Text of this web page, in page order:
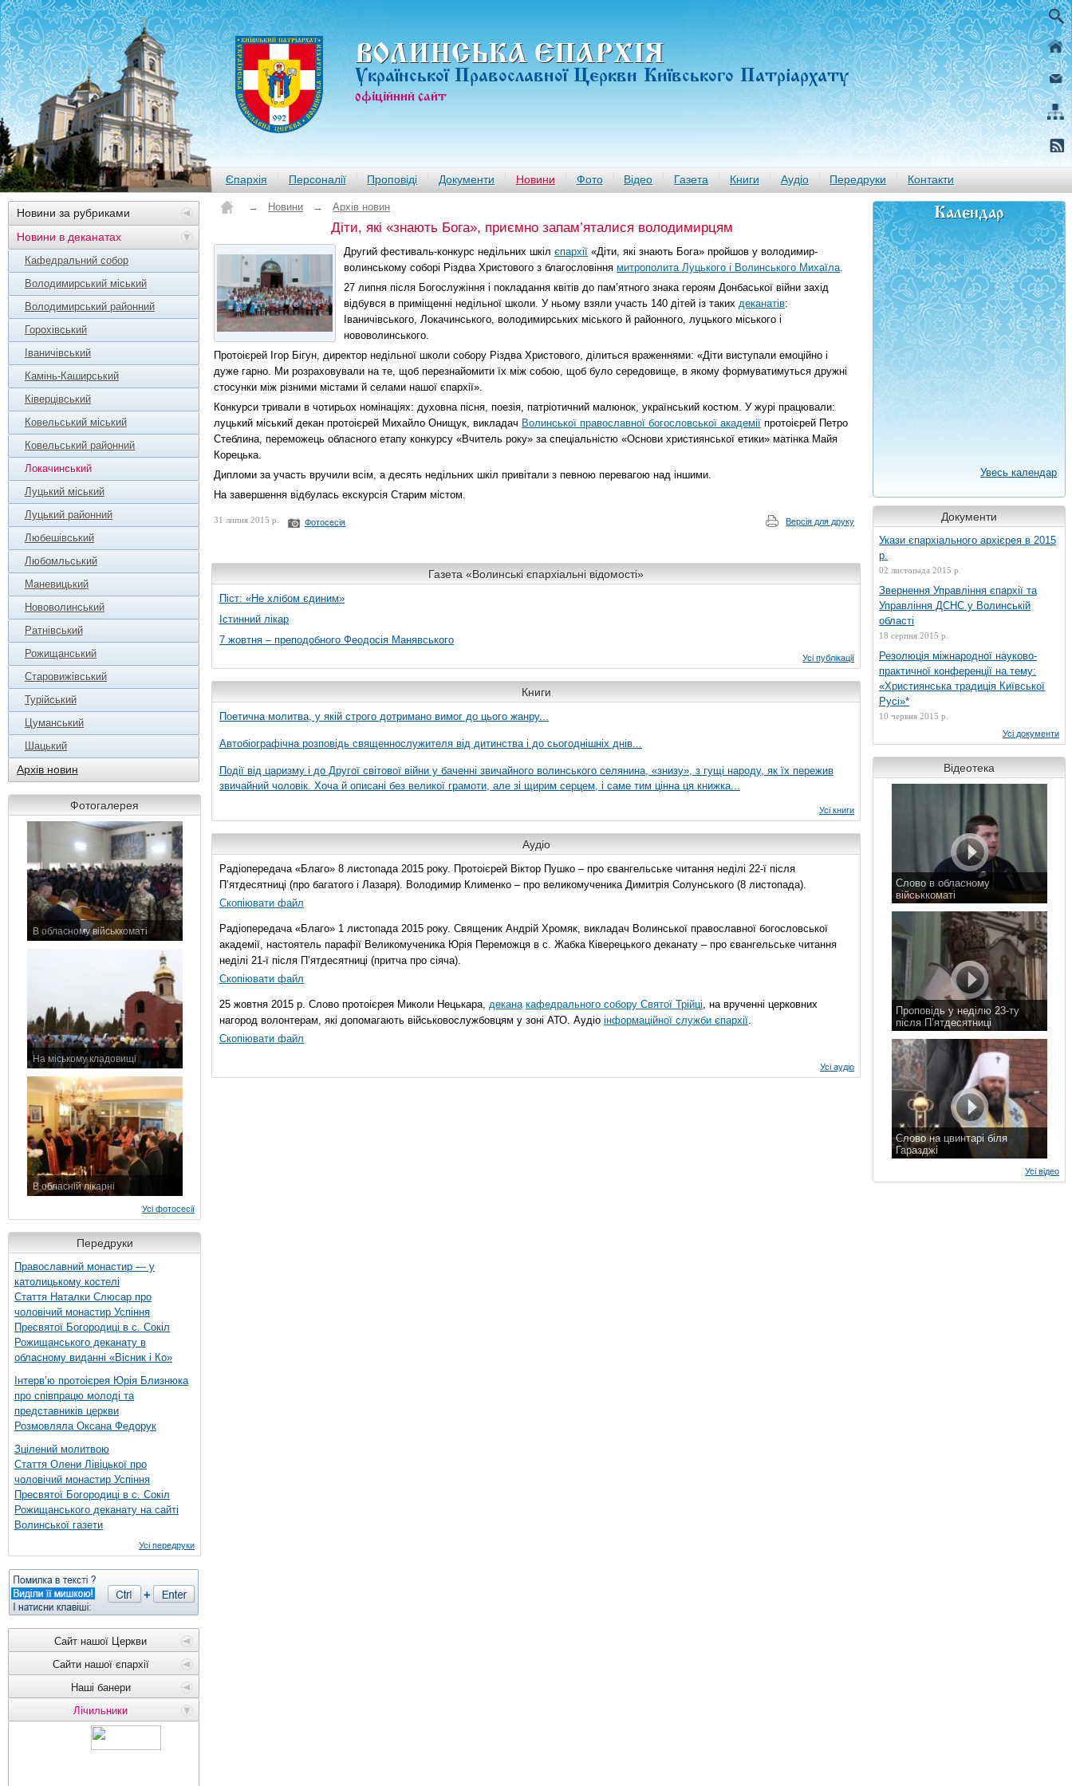
ВОЛИНСЬКА ЄПАРХIЯ
Української Православної Церкви Київського Патріархату
офiцiйний сайт
Єпархія Персоналії Проповіді Документи Новини Фото Відео Газета Книги Аудіо Передруки Контакти
Новини за рубриками
Новини в деканатах
Кафедральний собор
Володимирський міський
Володимирський районний
Горохівський
Іваничівський
Камінь-Каширський
Ківерцівський
Ковельський міський
Ковельський районний
Локачинський
Луцький міський
Луцький районний
Любешівський
Любомльський
Маневицький
Нововолинський
Ратнівський
Рожищанський
Старовижівський
Турійський
Цуманський
Шацький
Архів новин
Фотогалерея
В обласному військкоматі
На міському кладовищі
В обласній лікарні
Усі фотосесії
Передруки
Православний монастир — у
католицькому костелі
Стаття Наталки Слюсар про
чоловічий монастир Успіння
Пресвятої Богородиці в с. Сокіл
Рожищанського деканату в
обласному виданні «Вісник і Ко»
Інтерв’ю протоієрея Юрія Близнюка
про співпрацю молоді та
представників церкви
Розмовляла Оксана Федорук
Зцілений молитвою
Стаття Олени Лівіцької про
чоловічий монастир Успіння
Пресвятої Богородиці в с. Сокіл
Рожищанського деканату на сайті
Волинської газети
Усі передруки
Сайт нашої Церкви
Сайти нашої єпархії
Наші банери
Лічильники
→ Новини → Архів новин
Діти, які «знають Бога», приємно запам’яталися володимирцям
Другий фестиваль-конкурс недільних шкіл єпархії «Діти, які знають Бога» пройшов у володимир-
волинському соборі Різдва Христового з благословіння митрополита Луцького і Волинського Михаїла.
27 липня після Богослужіння і покладання квітів до пам’ятного знака героям Донбаської війни захід
відбувся в приміщенні недільної школи. У ньому взяли участь 140 дітей із таких деканатів:
Іваничівського, Локачинського, володимирських міського й районного, луцького міського і
нововолинського.
Протоієрей Ігор Бігун, директор недільної школи собору Різдва Христового, ділиться враженнями: «Діти виступали емоційно і
дуже гарно. Ми розраховували на те, щоб перезнайомити їх між собою, щоб було середовище, в якому формуватимуться дружні
стосунки між різними містами й селами нашої єпархії».
Конкурси тривали в чотирьох номінаціях: духовна пісня, поезія, патріотичний малюнок, український костюм. У журі працювали:
луцький міський декан протоієрей Михайло Онищук, викладач Волинської православної богословської академії протоієрей Петро
Стеблина, переможець обласного етапу конкурсу «Вчитель року» за спеціальністю «Основи християнської етики» матінка Майя
Корецька.
Дипломи за участь вручили всім, а десять недільних шкіл привітали з певною перевагою над іншими.
На завершення відбулась екскурсія Старим містом.
31 липня 2015 р. Фотосесія Версія для друку
Газета «Волинські єпархіальні відомості»
Піст: «Не хлібом єдиним»
Істинний лікар
7 жовтня – преподобного Феодосія Манявського
Усі публікації
Книги
Поетична молитва, у якій строго дотримано вимог до цього жанру...
Автобіографічна розповідь священнослужителя від дитинства і до сьогоднішніх днів...
Події від царизму і до Другої світової війни у баченні звичайного волинського селянина, «знизу», з гущі народу, як їх пережив
звичайний чоловік. Хоча й описані без великої грамоти, але зі щирим серцем, і саме тим цінна ця книжка...
Усі книги
Аудіо
Радіопередача «Благо» 8 листопада 2015 року. Протоієрей Віктор Пушко – про євангельське читання неділі 22-ї після
П’ятдесятниці (про багатого і Лазаря). Володимир Клименко – про великомученика Димитрія Солунського (8 листопада).
Скопіювати файл
Радіопередача «Благо» 1 листопада 2015 року. Священик Андрій Хромяк, викладач Волинської православної богословської
академії, настоятель парафії Великомученика Юрія Переможця в с. Жабка Ківерецького деканату – про євангельське читання
неділі 21-ї після П’ятдесятниці (притча про сіяча).
Скопіювати файл
25 жовтня 2015 р. Слово протоієрея Миколи Нецькара, декана кафедрального собору Святої Трійці, на врученні церковних
нагород волонтерам, які допомагають військовослужбовцям у зоні АТО. Аудіо інформаційної служби єпархії.
Скопіювати файл
Усі аудіо
Календар
Увесь календар
Документи
Укази єпархіального архієрея в 2015
р.
02 листопада 2015 р.
Звернення Управління єпархії та
Управління ДСНС у Волинській
області
18 серпня 2015 р.
Резолюція міжнародної науково-
практичної конференції на тему:
«Християнська традиція Київської
Русі»*
10 червня 2015 р.
Усі документи
Відеотека
Слово в обласному
військкоматі
Проповідь у неділю 23-ту
після П’ятдесятниці
Слово на цвинтарі біля
Гаразджі
Усі відео